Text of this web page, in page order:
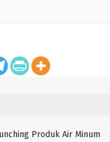
Produk Air Minum